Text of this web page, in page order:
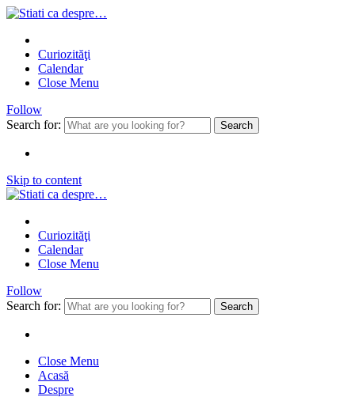
Curiozităţi
Calendar
Close Menu
Follow
Search for:
Skip to content
Curiozităţi
Calendar
Close Menu
Follow
Search for:
Close Menu
Acasă
Despre